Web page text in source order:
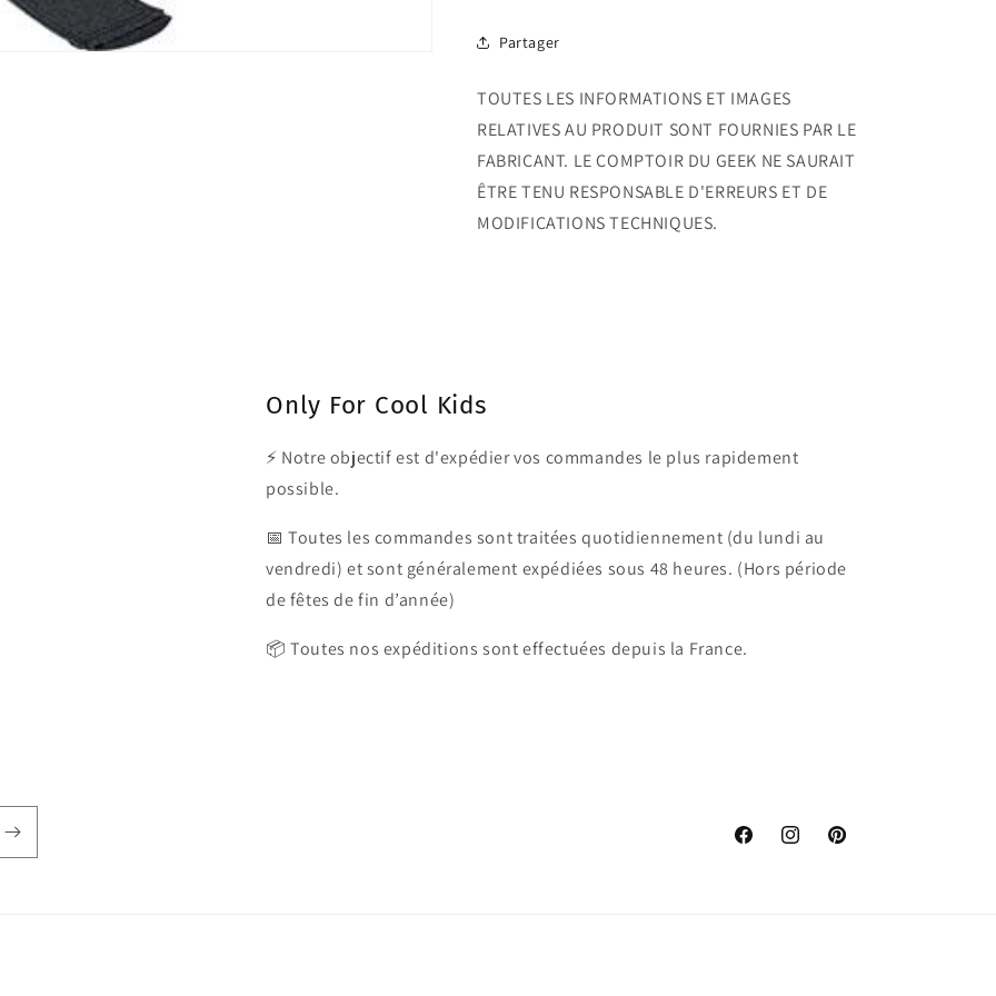
Partager
TOUTES LES INFORMATIONS ET IMAGES
RELATIVES AU PRODUIT SONT FOURNIES PAR LE
FABRICANT. LE COMPTOIR DU GEEK NE SAURAIT
ÊTRE TENU RESPONSABLE D'ERREURS ET DE
MODIFICATIONS TECHNIQUES.
Only For Cool Kids
⚡ Notre objectif est d'expédier vos commandes le plus rapidement
possible.
📅 Toutes les commandes sont traitées quotidiennement (du lundi au
vendredi) et sont généralement expédiées sous 48 heures. (Hors période
de fêtes de fin d’année)
📦 Toutes nos expéditions sont effectuées depuis la France.
FacebookInstagramPinterest